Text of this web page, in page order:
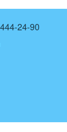
24-90